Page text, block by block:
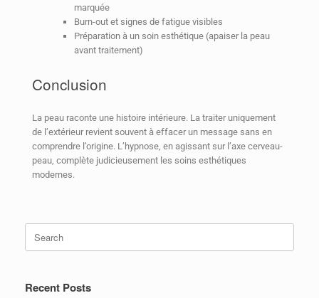
marquée
Burn-out et signes de fatigue visibles
Préparation à un soin esthétique (apaiser la peau
avant traitement)
Conclusion
La peau raconte une histoire intérieure. La traiter uniquement
de l’extérieur revient souvent à effacer un message sans en
comprendre l’origine. L’hypnose, en agissant sur l’axe cerveau-
peau, complète judicieusement les soins esthétiques
modernes.
Recent Posts